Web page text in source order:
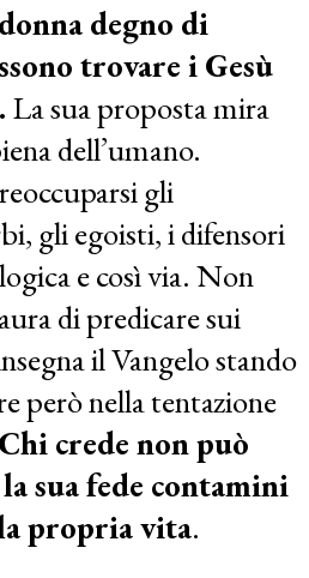
degno di
trovare i Gesù
La sua proposta mira
dell’umano.
gli
gli egoisti, i difensori
e così via. Non
di predicare sui
il Vangelo stando
però nella tentazione
Chi crede non può
sua fede contamini
propria vita.